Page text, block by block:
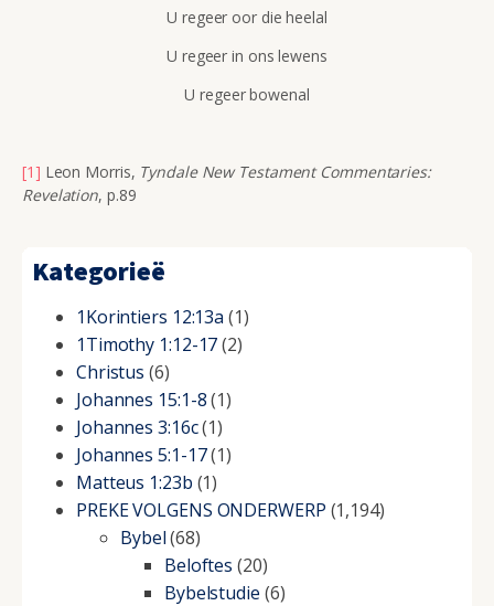
U regeer oor die heelal
U regeer in ons lewens
U regeer bowenal
[1] Leon Morris, Tyndale New Testament Commentaries:
Revelation, p.89
Kategorieë
1Korintiers 12:13a (1)
1Timothy 1:12-17(2)
Christus (6)
Johannes 15:1-8(1)
Johannes 3:16c(1)
Johannes 5:1-17(1)
Matteus 1:23b (1)
PREKE VOLGENS ONDERWERP (1,194)
Bybel(68)
Beloftes (20)
Bybelstudie (6)